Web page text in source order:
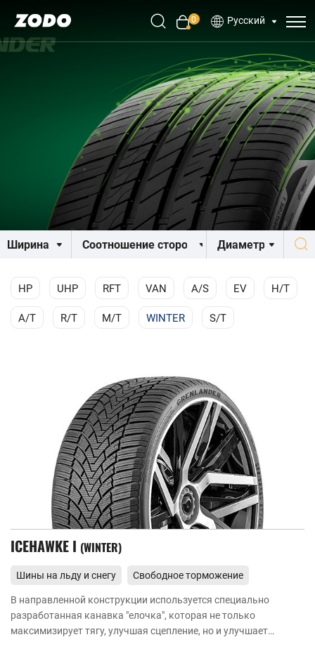
0 Русский
HP UHP RFT VAN A/S EV H/T
A/T R/T M/T WINTER S/T
ICEHAWKE I WINTER
Шины на льду и снегу
Свободное торможение
В направленной конструкции используется специально
разработанная канавка "елочка", которая не только
максимизирует тягу, улучшая сцепление, но и улучшает